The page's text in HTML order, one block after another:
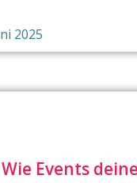
2025
Events